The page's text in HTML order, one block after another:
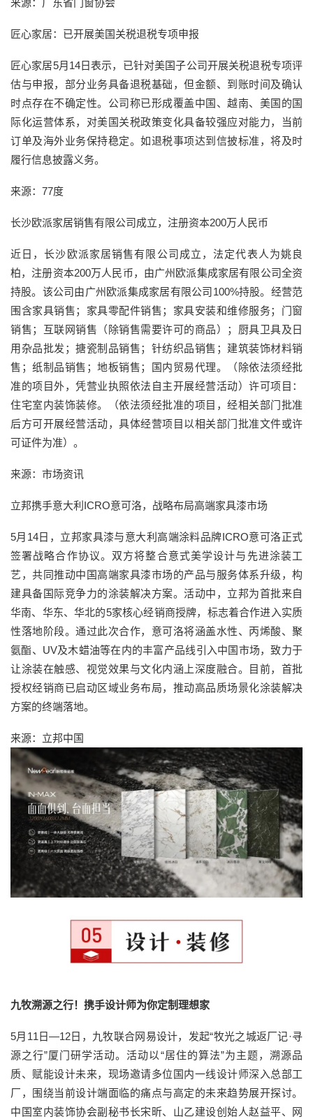
来源：广东省门窗协会
匠心家居：已开展美国关税退税专项申报
匠心家居5月14日表示，已针对美国子公司开展关税退税专项评
估与申报，部分业务具备退税基础，但金额、到账时间及确认
时点存在不确定性。公司称已形成覆盖中国、越南、美国的国
际化运营体系，对美国关税政策变化具备较强应对能力，当前
订单及海外业务保持稳定。如退税事项达到信披标准，将及时
履行信息披露义务。
来源：77度
长沙欧派家居销售有限公司成立，注册资本200万人民币
近日，长沙欧派家居销售有限公司成立，法定代表人为姚良
柏，注册资本200万人民币，由广州欧派集成家居有限公司全资
持股。该公司由广州欧派集成家居有限公司100%持股。经营范
围含家具销售；家具零配件销售；家具安装和维修服务；门窗
销售；互联网销售（除销售需要许可的商品）；厨具卫具及日
用杂品批发；搪瓷制品销售；针纺织品销售；建筑装饰材料销
售；纸制品销售；地板销售；国内贸易代理。（除依法须经批
准的项目外，凭营业执照依法自主开展经营活动）许可项目：
住宅室内装饰装修。（依法须经批准的项目，经相关部门批准
后方可开展经营活动，具体经营项目以相关部门批准文件或许
可证件为准）。
来源：市场资讯
立邦携手意大利ICRO意可洛，战略布局高端家具漆市场
5月14日，立邦家具漆与意大利高端涂料品牌ICRO意可洛正式
签署战略合作协议。双方将整合意式美学设计与先进涂装工
艺，共同推动中国高端家具漆市场的产品与服务体系升级，构
建具备国际竞争力的涂装解决方案。活动中，立邦为首批来自
华南、华东、华北的5家核心经销商授牌，标志着合作进入实质
性落地阶段。通过此次合作，意可洛将涵盖水性、丙烯酸、聚
氨酯、UV及木蜡油等在内的丰富产品线引入中国市场，致力于
让涂装在触感、视觉效果与文化内涵上深度融合。目前，首批
授权经销商已启动区域业务布局，推动高品质场景化涂装解决
方案的终端落地。
来源：立邦中国
九牧溯源之行！携手设计师为你定制理想家
5月11日—12日，九牧联合网易设计，发起“牧光之城返厂记·寻
源之行”厦门研学活动。活动以“居住的算法”为主题，溯源品
质、赋能设计未来，现场邀请多位国内一线设计师深入总部工
厂，围绕当前设计端面临的痛点与高定的未来趋势展开探讨。
中国室内装饰协会副秘书长宋昕、山乙建设创始人赵益平、网